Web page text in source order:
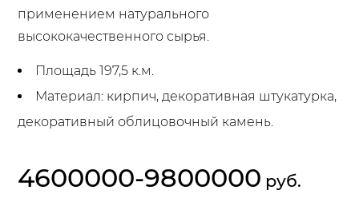
применением натурального
высококачественного сырья.
Площадь 197,5 к.м.
Материал: кирпич, декоративная штукатурка,
декоративный облицовочный камень.
4600000-9800000 руб.